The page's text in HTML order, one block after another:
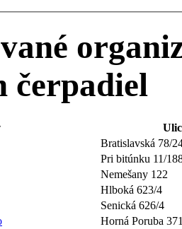
čerpadiel
Bratislavská 78/
Pri bitúnku 11/
Nemešany 122
Hlboká 623/4
Senická 626/4
Horná Poruba